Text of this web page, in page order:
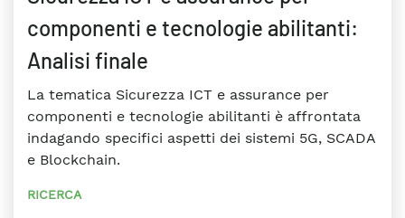
componenti e tecnologie abilitanti:
Analisi finale
La tematica Sicurezza ICT e assurance per
componenti e tecnologie abilitanti è affrontata
indagando specifici aspetti dei sistemi 5G, SCADA
e Blockchain.
RICERCA